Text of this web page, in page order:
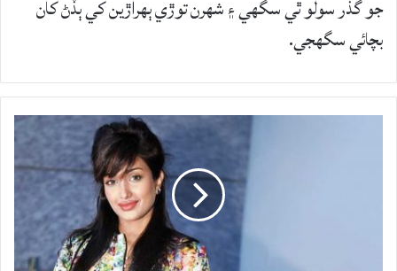
جو گذر سولو ٿي سگهي ۽ شهرن توڙي ٻهراڙين کي ٻڏڻ کان
بچائي سگهجي.